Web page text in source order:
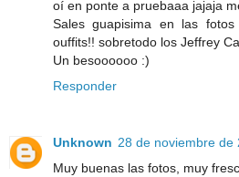
oí en ponte a pruebaaa jajaja
Sales guapisima en las
ouffits!! sobretodo los Jeffrey
Un besoooooo :)
Responder
Unknown 28 de noviembre de
Muy buenas las fotos, muy